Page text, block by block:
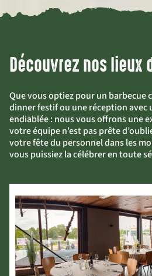
Découvrez nos lieux
Que vous optiez pour un barbecue
dinner festif ou une réception avec
endiablée : nous vous offrons une
votre équipe n’est pas prête
votre fête du personnel dans les
vous puissiez la célébrer en toute